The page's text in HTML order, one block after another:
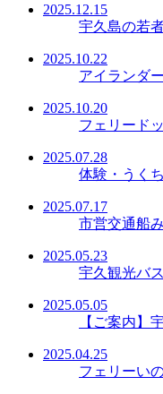
2025.12.15
宇久島の若
2025.10.22
アイランダ
2025.10.20
フェリード
2025.07.28
体験・うく
2025.07.17
市営交通船
2025.05.23
宇久観光バ
2025.05.05
【ご案内】
2025.04.25
フェリーい